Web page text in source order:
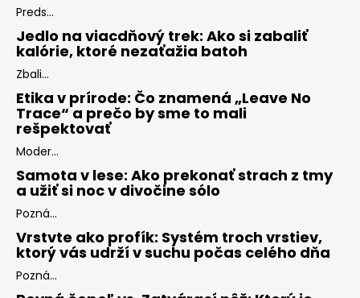
Preds...
Jedlo na viacdňový trek: Ako si zabaliť
kalórie, ktoré nezaťažia batoh
Zbali...
Etika v prírode: Čo znamená „Leave No
Trace“ a prečo by sme to mali
rešpektovať
Moder...
Samota v lese: Ako prekonať strach z tmy
a užiť si noc v divočine sólo
Pozná...
Vrstvte ako profík: Systém troch vrstiev,
ktorý vás udrží v suchu počas celého dňa
Pozná...